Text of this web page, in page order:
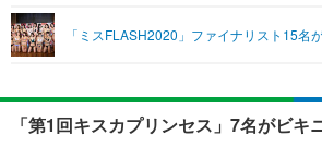
ライフ
リリース一覧
「ミスFLASH2020」ファイナリスト15名
「第1回キスカプリンセス」7名がビ